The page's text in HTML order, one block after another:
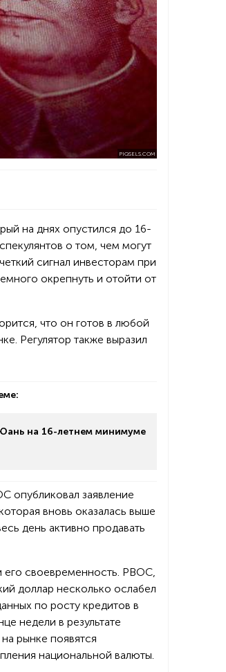
PIQSELS.COM
на днях опустился до 16-
о том, чем могут
сигнал инвесторам при
окрепнуть и отойти от
что он готов в любой
Регулятор также выразил
на 16-летнем минимуме
опубликовал заявление
вновь оказалась выше
день активно продавать
его своевременность. РВОС,
доллар несколько ослабел
по росту кредитов в
недели в результате
рынке появятся
национальной валюты.